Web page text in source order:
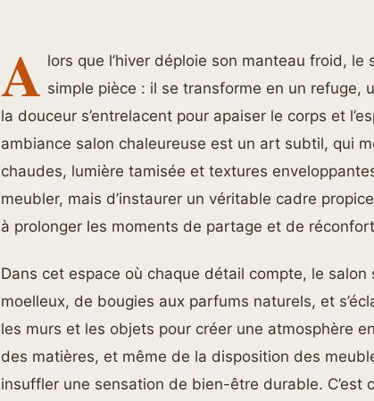
A lors que l’hiver déploie son manteau froid, le
simple pièce : il se transforme en un refuge,
la douceur s’entrelacent pour apaiser le corps et
ambiance salon chaleureuse est un art subtil, qui
chaudes, lumière tamisée et textures
meubler, mais d’instaurer un véritable cadre
à prolonger les moments de partage et de
Dans cet espace où chaque détail compte, le
moelleux, de bougies aux parfums naturels, et
les murs et les objets pour créer une atmosphère
des matières, et même de la disposition des
insuffler une sensation de bien-être durable. C’est